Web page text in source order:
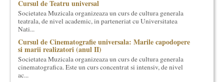
Cursul de Teatru universal
Societatea Muzicala organizeaza un curs de cultura generala
teatrala, de nivel academic, in parteneriat cu Universitatea
Nati...
Cursul de Cinematografie universala: Marile capodopere
si marii realizatori (anul II)
Societatea Muzicala organizeaza un curs de cultura generala
cinematografica. Este un curs concentrat si intensiv, de nivel
ac...